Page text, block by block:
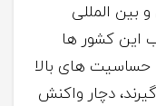
بین المللی
این کشور ها
حساسیت های بالا
دچار واکنش